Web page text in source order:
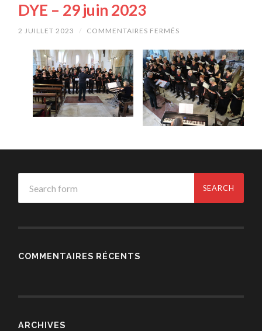
DYE – 29 juin 2023
2 JUILLET 2023 / COMMENTAIRES FERMÉS
–
29
JUIN
2023
COMMENTAIRES RÉCENTS
ARCHIVES